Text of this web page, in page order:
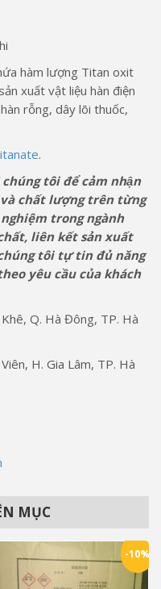
hàm lượng Titan oxit
xuất vật liệu hàn điện
rỗng, dây lõi thuốc,
.
chúng tôi để cảm nhận
chất lượng trên từng
trong ngành
liên kết sản xuất
tôi tự tin đủ năng
yêu cầu của khách
Q. Hà Đông, TP. Hà
H. Gia Lâm, TP. Hà
MỤC
-10%